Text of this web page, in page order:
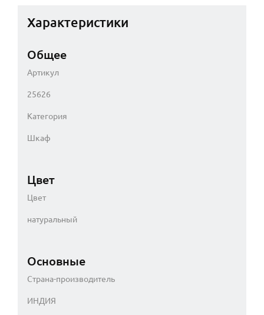
Характеристики
Общее
Артикул
25626
Категория
Шкаф
Цвет
Цвет
натуральный
Основные
Страна-производитель
ИНДИЯ